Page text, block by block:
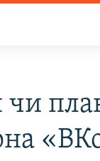
чи